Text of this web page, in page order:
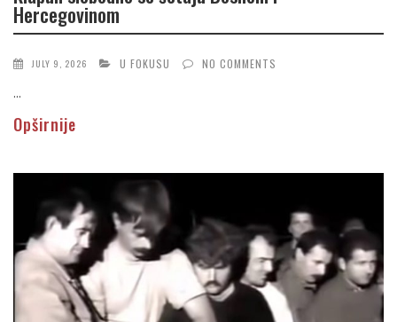
Hercegovinom
JULY 9, 2026 U FOKUSU NO COMMENTS
...
Opširnije